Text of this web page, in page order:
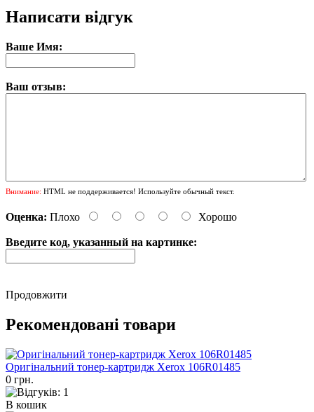
Написати відгук
Ваше Имя:
Ваш отзыв:
Внимание: HTML не поддерживается! Используйте обычный текст.
Оценка: Плохо Хорошо
Введите код, указанный на картинке:
Продовжити
Рекомендовані товари
Оригінальний тонер-картридж Xerox 106R01485
0 грн.
В кошик